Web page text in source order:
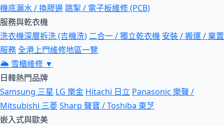
機底漏水 / 換膠邊跳掣 / 電子板維修 (PCB)
服務與乾衣機
洗衣機深層拆洗 (吉機洗) 二合一 / 獨立乾衣機 安裝 / 搬運 / 棄置
服務全港上門維修地區一覽
🌦 雪櫃維修 ▼
日韓熱門品牌
Samsung 三星 LG 樂金 Hitachi 日立 Panasonic 樂聲 /
Mitsubishi 三菱Sharp 聲寶 / Toshiba 東芝
嵌入式與歐美